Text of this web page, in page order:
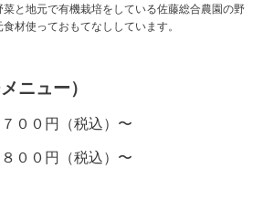
と地元で有機栽培をしている佐藤総合農園の野
材使っておもてなししています。
ニュー）
００円（税込）〜
００円（税込）〜